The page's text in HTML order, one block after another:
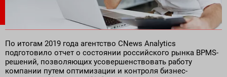
По итогам 2019 года агентство CNews Analytics
подготовило отчет о состоянии российского рынка BPMS-
решений, позволяющих усовершенствовать работу
компании путем оптимизации и контроля бизнес-